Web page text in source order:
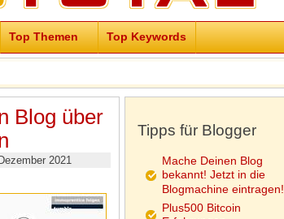
Top Themen Top Keywords
Blog über
2021
Tipps für Blogger
Mache Deinen Blog
bekannt! Jetzt in die
Blogmachine eintragen!
Plus500 Bitcoin